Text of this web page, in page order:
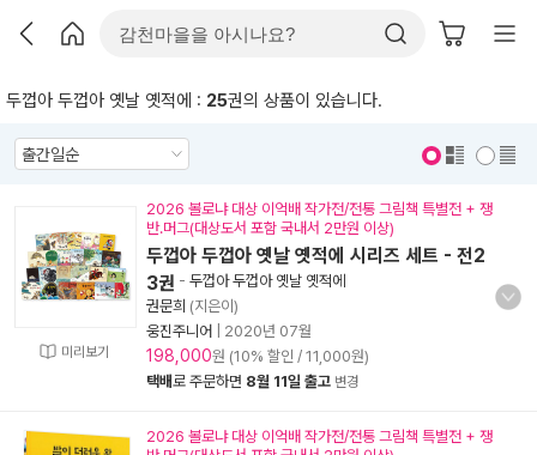
두껍아 두껍아 옛날 옛적에 : 25권의 상품이 있습니다.
미리보기
2026 볼로냐 대상 이억배 작가전/전통 그림책 특별전 + 쟁
반.머그(대상도서 포함 국내서 2만원 이상)
두껍아 두껍아 옛날 옛적에 시리즈 세트 - 전2
3권 - 두껍아 두껍아 옛날 옛적에
권문희 (지은이)
웅진주니어
2020년 07월
198,000원 (10% 할인 / 11,000원)
택배로 주문하면 8월 11일 출고 변경
2026 볼로냐 대상 이억배 작가전/전통 그림책 특별전 + 쟁